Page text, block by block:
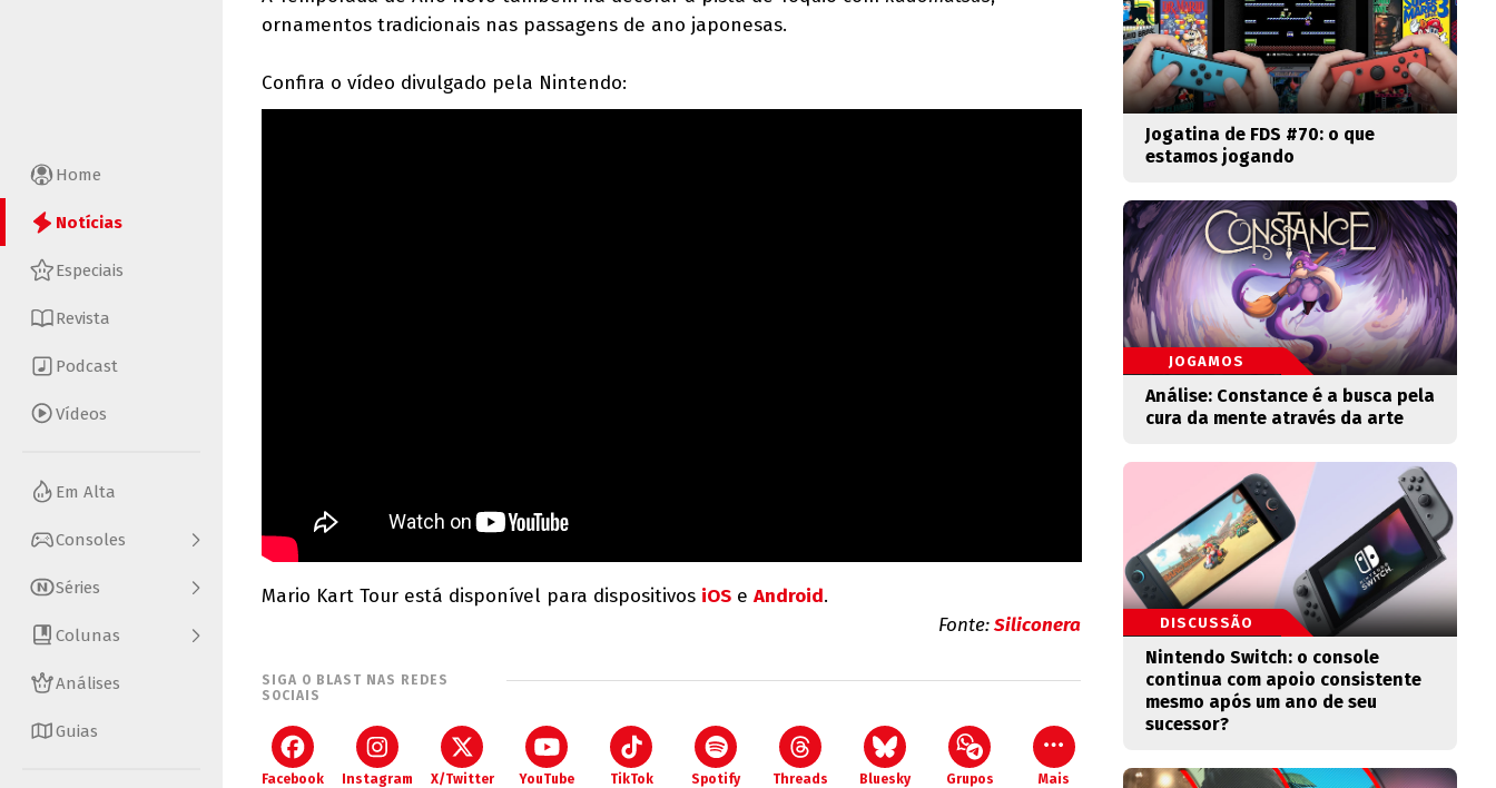
Home
Notícias
Especiais
Revista
Podcast
Vídeos
Em Alta
Consoles
Séries
Colunas
Análises
Guias
ornamentos tradicionais nas passagens de ano japonesas.
Confira o vídeo divulgado pela Nintendo:
Mario Kart Tour está disponível para dispositivos iOS e Android.
Fonte:Siliconera
SIGA O BLAST NAS REDES
SOCIAIS
Facebook Instagram X/Twitter YouTube TikTok Spotify Threads Bluesky Grupos Mais
Jogatina de FDS #70: o que
estamos jogando
JOGAMOS
Análise: Constance é a busca pela
cura da mente através da arte
DISCUSSÃO
Nintendo Switch: o console
continua com apoio consistente
mesmo após um ano de seu
sucessor?